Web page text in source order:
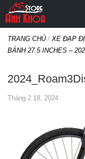
TRANG CHỦ/ XE ĐẠP
BÁNH 27.5 INCHES –
Tháng 2 18, 2024